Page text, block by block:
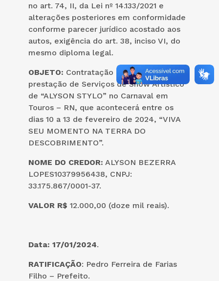
no art. 74, II, da Lei nº 14.133/2021 e
alterações posteriores em conformidade
conforme parecer jurídico acostado aos
autos, exigência do art. 38, inciso VI, do
mesmo diploma legal.
OBJETO: Contratação de empresa para
prestação de Serviços de Show Artístico
de “ALYSON STYLO” no Carnaval em
Touros – RN, que acontecerá entre os
dias 10 a 13 de fevereiro de 2024, “VIVA
SEU MOMENTO NA TERRA DO
DESCOBRIMENTO”.
NOME DO CREDOR: ALYSON BEZERRA
LOPES10379956438, CNPJ:
33.175.867/0001-37.
VALOR R$ 12.000,00 (doze mil reais).
Data: 17/01/2024.
RATIFICAÇÃO: Pedro Ferreira de Farias
Filho – Prefeito.